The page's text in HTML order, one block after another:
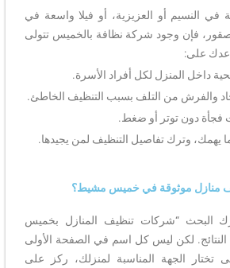
النسيم أو العزيزية، أو فيلا واسعة في
فإن وجود شركة نظافة بالخميس تتولى
على:
داخل المنزل لكل أفراد الأسرة.
والفرش من التلف بسبب التنظيف الخاطئ.
فجأة دون توتر أو ضغط.
يهمك، وترك تفاصيل التنظيف لمن يجيدها.
منازل موثوقة في خميس مشيط؟
البحث “شركات تنظيف المنازل بخميس
لكن ليس كل اسم في الصفحة الأولى
تختار الجهة المناسبة لمنزلك، ركز على